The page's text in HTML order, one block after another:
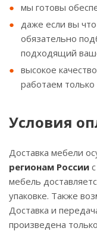
мы готовы
даже если вы
обязательно
подходящий
высокое
работаем
Условия
Доставка мебели
регионам России
мебель
упаковке. Также
Доставка и
произведена